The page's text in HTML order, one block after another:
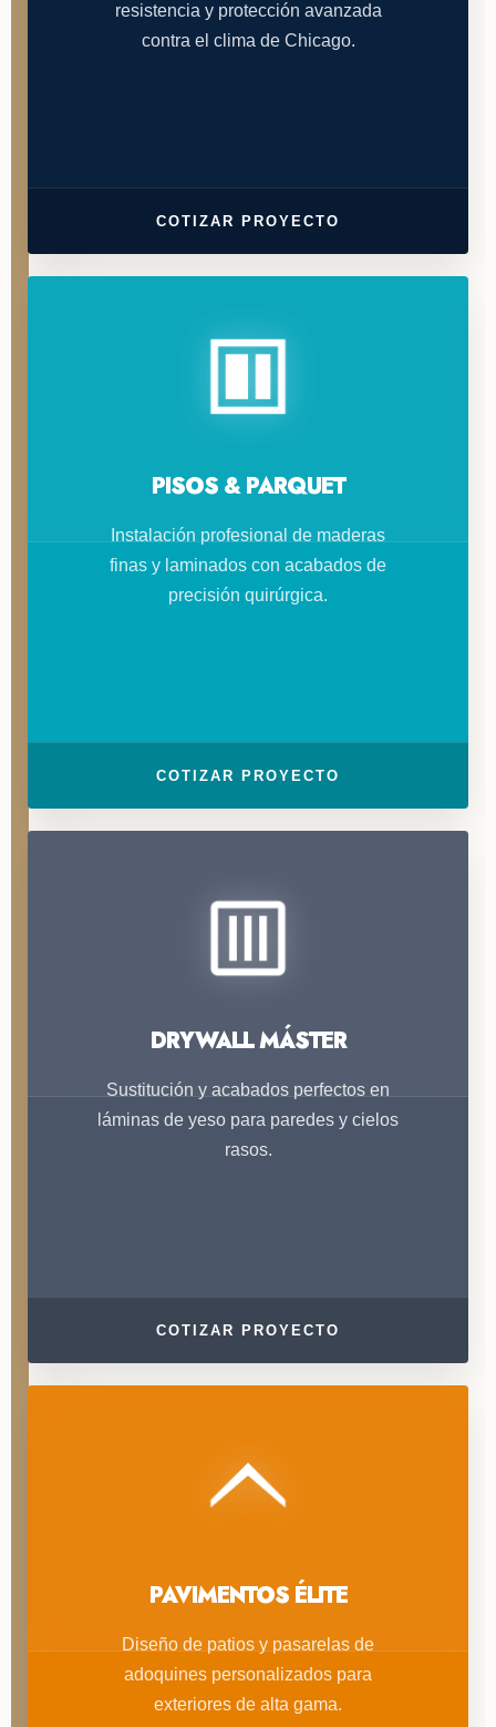
resistencia y protección avanzada
contra el clima de Chicago.
COTIZAR PROYECTO
PISOS & PARQUET
Instalación profesional de maderas
finas y laminados con acabados de
precisión quirúrgica.
COTIZAR PROYECTO
DRYWALL MÁSTER
Sustitución y acabados perfectos en
láminas de yeso para paredes y cielos
rasos.
COTIZAR PROYECTO
PAVIMENTOS ÉLITE
Diseño de patios y pasarelas de
adoquines personalizados para
exteriores de alta gama.